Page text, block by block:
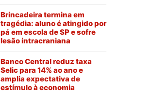
Brincadeira termina em
tragédia: aluno é atingido por
pá em escola de SP e sofre
lesão intracraniana
Banco Central reduz taxa
Selic para 14% ao ano e
amplia expectativa de
estímulo à economia